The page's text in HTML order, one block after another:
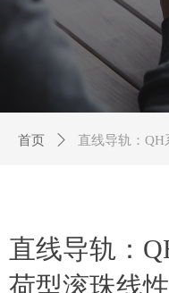
首页 ꄲ 直线导轨：QH
直线导轨：
荷型滚珠线